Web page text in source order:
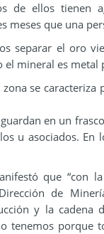
de ellos tienen
meses que una
separar el oro
el mineral es
zona se
en un
u asociados.
que “con
de
y la cadena
tenemos